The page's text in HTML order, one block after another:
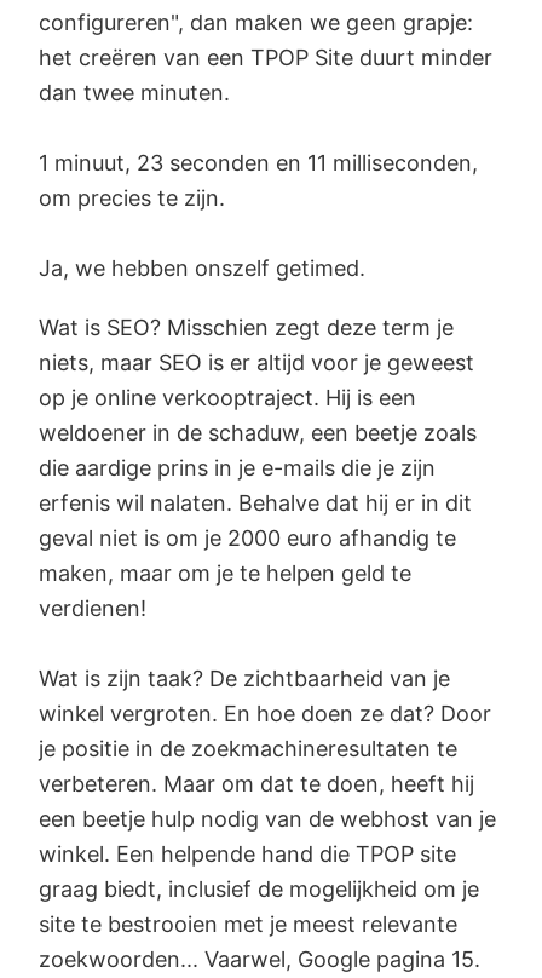
configureren", dan maken we geen grapje:
het creëren van een TPOP Site duurt minder
dan twee minuten.
1 minuut, 23 seconden en 11 milliseconden,
om precies te zijn.
Ja, we hebben onszelf getimed.
Wat is SEO? Misschien zegt deze term je
niets, maar SEO is er altijd voor je geweest
op je online verkooptraject. Hij is een
weldoener in de schaduw, een beetje zoals
die aardige prins in je e-mails die je zijn
erfenis wil nalaten. Behalve dat hij er in dit
geval niet is om je 2000 euro afhandig te
maken, maar om je te helpen geld te
verdienen!
Wat is zijn taak? De zichtbaarheid van je
winkel vergroten. En hoe doen ze dat? Door
je positie in de zoekmachineresultaten te
verbeteren. Maar om dat te doen, heeft hij
een beetje hulp nodig van de webhost van je
winkel. Een helpende hand die TPOP site
graag biedt, inclusief de mogelijkheid om je
site te bestrooien met je meest relevante
zoekwoorden... Vaarwel, Google pagina 15.